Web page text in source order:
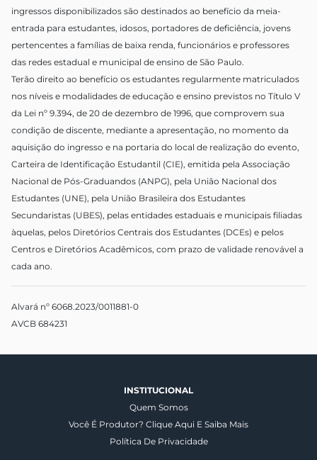
ingressos disponibilizados são destinados ao benefício da meia-
entrada para estudantes, idosos, portadores de deficiência, jovens
pertencentes a famílias de baixa renda, funcionários e professores
das redes estadual e municipal de ensino de São Paulo.
Terão direito ao benefício os estudantes regularmente matriculados
nos níveis e modalidades de educação e ensino previstos no Título V
da Lei nº 9.394, de 20 de dezembro de 1996, que comprovem sua
condição de discente, mediante a apresentação, no momento da
aquisição do ingresso e na portaria do local de realização do evento,
Carteira de Identificação Estudantil (CIE), emitida pela Associação
Nacional de Pós-Graduandos (ANPG), pela União Nacional dos
Estudantes (UNE), pela União Brasileira dos Estudantes
Secundaristas (UBES), pelas entidades estaduais e municipais filiadas
àquelas, pelos Diretórios Centrais dos Estudantes (DCEs) e pelos
Centros e Diretórios Acadêmicos, com prazo de validade renovável a
cada ano.
Alvará nº 6068.2023/0011881-0
AVCB 684231
INSTITUCIONAL
Quem Somos
Você É Produtor? Clique Aqui E Saiba Mais
Política De Privacidade